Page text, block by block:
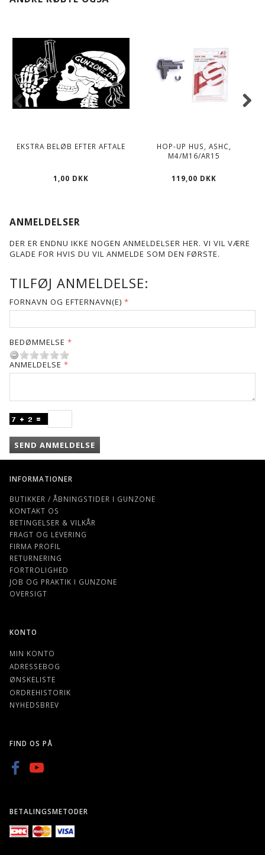
EKSTRA BELØB EFTER AFTALE
1,00 DKK
HOP-UP HUS, ASHC,
M4/M16/AR15
119,00 DKK
ANMELDELSER
DER ER ENDNU IKKE NOGEN ANMELDELSER HER. VI VIL VÆRE
GLADE FOR HVIS DU VIL ANMELDE SOM DEN FØRSTE.
TILFØJ ANMELDELSE:
FORNAVN OG EFTERNAVN(E)
BEDØMMELSE
ANMELDELSE
SEND ANMELDELSE
INFORMATIONER
BUTIKKER / ÅBNINGSTIDER I GUNZONE
KONTAKT OS
BETINGELSER & VILKÅR
FRAGT OG LEVERING
FIRMA PROFIL
RETURNERING
FORTROLIGHED
JOB OG PRAKTIK I GUNZONE
OVERSIGT
KONTO
MIN KONTO
ADRESSEBOG
ØNSKELISTE
ORDREHISTORIK
NYHEDSBREV
FIND OS PÅ
BETALINGSMETODER